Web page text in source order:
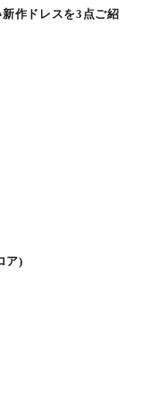
作ドレスを3点ご紹
ア)